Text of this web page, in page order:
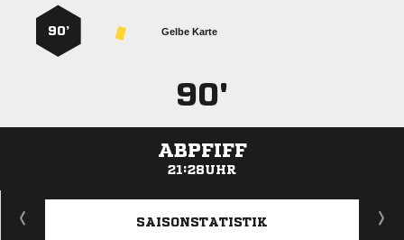
Gelbe Karte
90’
90'
ABPFIFF
21:28UHR
ANZEIGE
SAISONSTATISTIK